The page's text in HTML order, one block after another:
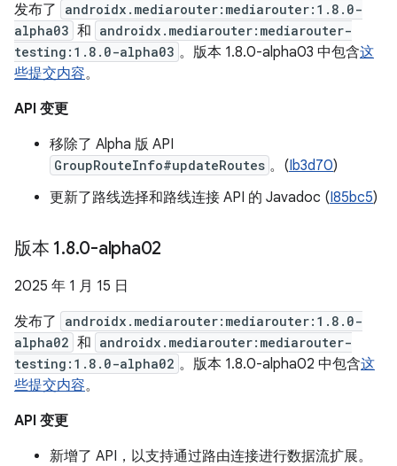
发布了
androidx.mediarouter:mediarouter:1.8.0-
alpha03 和 androidx.mediarouter:mediarouter-
testing:1.8.0-alpha03 。版本 1.8.0-alpha03 中包含这
些提交内容。
API 变更
移除了 Alpha 版 API
GroupRouteInfo#updateRoutes 。(Ib3d70)
更新了路线选择和路线连接 API 的 Javadoc (I85bc5)
版本 1.8.0-alpha02
2025 年 1 月 15 日
发布了
androidx.mediarouter:mediarouter:1.8.0-
alpha02 和 androidx.mediarouter:mediarouter-
testing:1.8.0-alpha02 。版本 1.8.0-alpha02 中包含这
些提交内容。
API 变更
新增了 API，以支持通过路由连接进行数据流扩展。